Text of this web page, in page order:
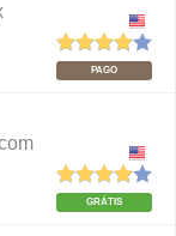
PAGO
GRÁTIS